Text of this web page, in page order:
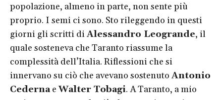
popolazione, almeno in parte, non sente più
proprio. I semi ci sono. Sto rileggendo in questi
giorni gli scritti diAlessandro Leogrande, il
quale sosteneva che Taranto riassume la
complessità dell’Italia. Riflessioni che si
innervano su ciò che avevano sostenuto Antonio
CedernaeWalter Tobagi. A Taranto, a mio